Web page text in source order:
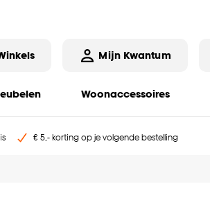
Mijn Kwantum
Woonaccessoires
€ 5,- korting op je volgende bestelling